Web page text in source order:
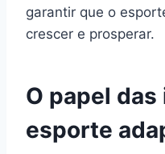
garantir que o
crescer e prosperar.
O papel
esporte